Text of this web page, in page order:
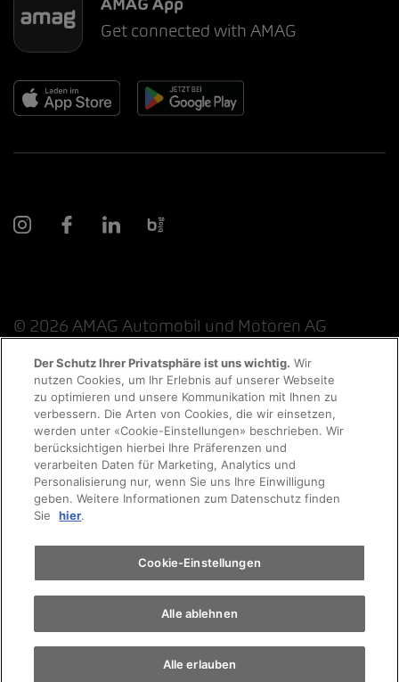
Probefahrt
Terminvereinbarung
Auto finden
Elektromobilität
Get connected with AMAG
© 2026 AMAG Automobil und Motoren AG
Datenschutzerklärung Rechtliche Hinweise
Rechtliche Hinweise Online-Chat
Cookie-Richtlinie Impressum AGB Jobs
Der Schutz Ihrer Privatsphäre ist uns wichtig. Wir
nutzen Cookies, um Ihr Erlebnis auf unserer Webseite
zu optimieren und unsere Kommunikation mit Ihnen zu
verbessern. Die Arten von Cookies, die wir einsetzen,
werden unter «Cookie-Einstellungen» beschrieben. Wir
berücksichtigen hierbei Ihre Präferenzen und
verarbeiten Daten für Marketing, Analytics und
Personalisierung nur, wenn Sie uns Ihre Einwilligung
geben. Weitere Informationen zum Datenschutz finden
Sie
hier.
Cookie-Einstellungen
Alle ablehnen
Alle erlauben